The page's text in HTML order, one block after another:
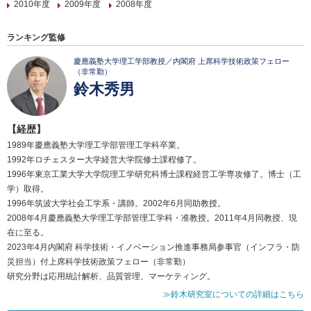
2010年度 2009年度 2008年度
ランキング監修
慶應義塾大学理工学部教授／内閣府 上席科学技術政策フェロー
（非常勤）
鈴木秀男
【経歴】
1989年慶應義塾大学理工学部管理工学科卒業。
1992年ロチェスター大学経営大学院修士課程修了。
1996年東京工業大学大学院理工学研究科博士課程経営工学専攻修了。博士（工
学）取得。
1996年筑波大学社会工学系・講師。2002年6月同助教授。
2008年4月慶應義塾大学理工学部管理工学科・准教授。2011年4月同教授、現
在に至る。
2023年4月内閣府 科学技術・イノベーション推進事務局参事官（インフラ・防
災担当）付上席科学技術政策フェロー（非常勤）
研究分野は応用統計解析、品質管理、マーケティング。
≫鈴木研究室についての詳細はこちら